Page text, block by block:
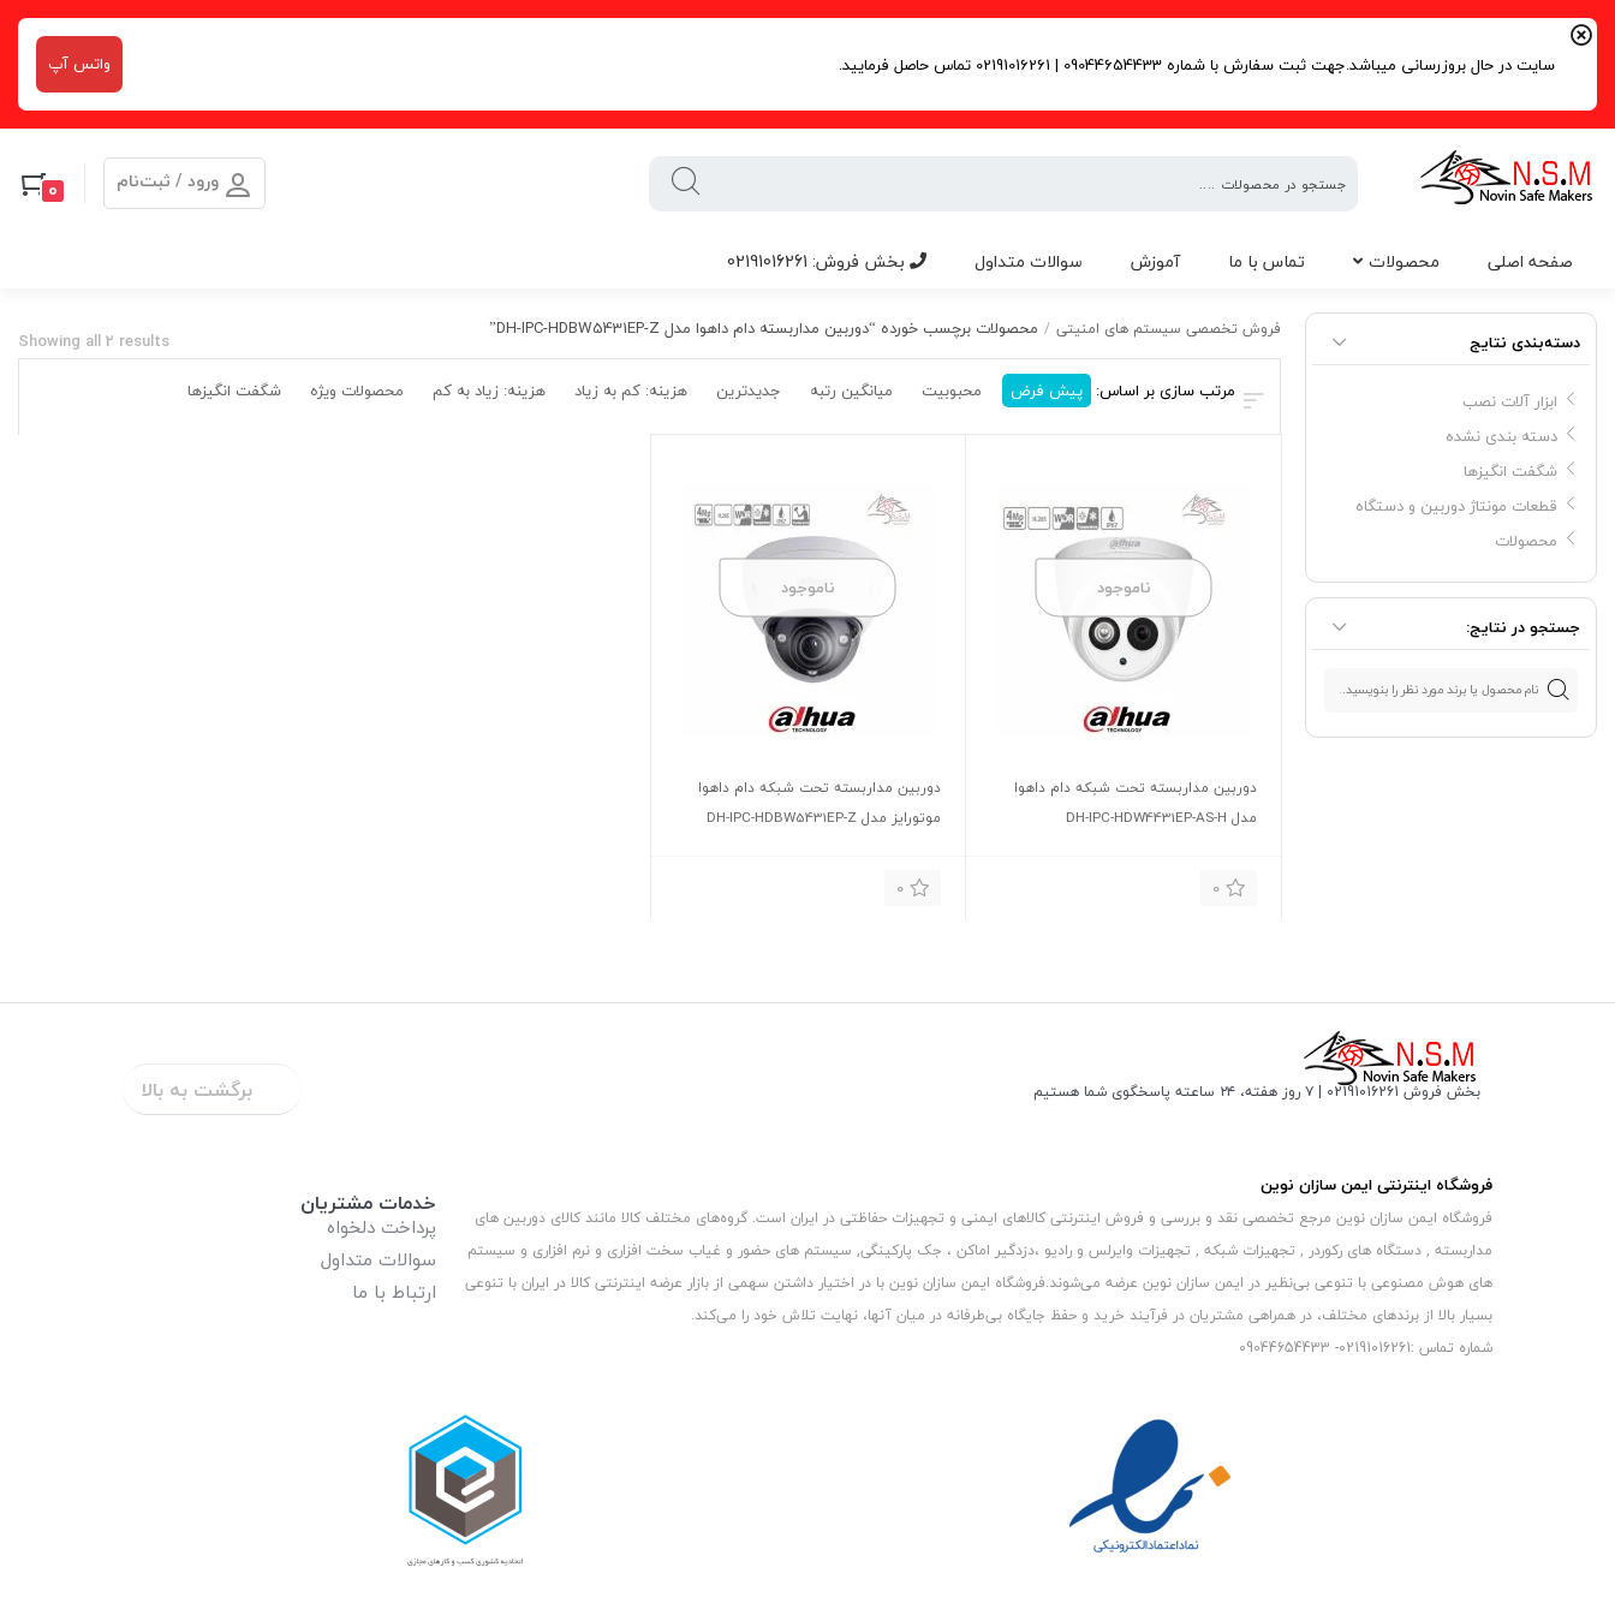
سایت در حال بروزرسانی میباشد.جهت ثبت سفارش با شماره 09044654433 | 02191016261 تماس حاصل فرمایید. واتس آپ
تخصصی
امنیتی
ورود / ثبت‌نام 0
صفحه اصلی محصولات تماس با ما آموزش سوالات متداول بخش فروش: 02191016261
دوربین مداربسته دام داهوا مدل DH-IPC-HDBW5431EP-Z فروش تخصصی سیستم های امنیتی / محصولات برچسب خورده “دوربین مداربسته دام داهوا مدل DH-IPC-HDBW5431EP-Z”
Showing all 2 results
مرتب سازی بر اساس: پیش فرض محبوبیت میانگین رتبه جدیدترین هزینه: کم به زیاد هزینه: زیاد به کم محصولات ویژه شگفت انگیزها
ناموجود
دوربین مداربسته تحت شبکه دام داهوا
مدل DH-IPC-HDW4431EP-AS-H
0
ناموجود
دوربین مداربسته تحت شبکه دام داهوا
موتورایز مدل DH-IPC-HDBW5431EP-Z
0
دسته‌بندی نتایج
ابزار آلات نصب
دسته بندی نشده
شگفت انگیزها
قطعات مونتاژ دوربین و دستگاه
محصولات
جستجو در نتایج:
بخش فروش 02191016261 | ۷ روز هفته، ۲۴ ساعته پاسخگوی شما هستیم برگشت به بالا
فروشگاه اینترنتی ایمن سازان نوین
فروشگاه ایمن سازان نوین مرجع تخصصی نقد و بررسی و فروش اینترنتی کالاهای ایمنی و تجهیزات حفاظتی در ایران است. گروه‏‏‌های مختلف کالا مانند کالای دوربین های
مداربسته , دستگاه های رکوردر , تجهیزات شبکه , تجهیزات وایرلس و رادیو ،دزدگیر اماکن ، جک پارکینگی, سیستم های حضور و غیاب سخت افزاری و نرم افزاری و سیستم
های هوش مصنوعی با تنوعی بی‌نظیر در ایمن سازان نوین عرضه می‏‏‏‌شوند.فروشگاه ایمن سازان نوین با در اختیار داشتن سهمی از بازار عرضه اینترنتی کالا در ایران با تنوعی
بسیار بالا از برندهای مختلف، در همراهی مشتریان در فرآیند خرید و حفظ جایگاه بی‏‏‏‌طرفانه در میان آنها، نهایت تلاش خود را می‌‏‏کند.
شماره تماس :02191016261- 09044654433
خدمات مشتریان
پرداخت دلخواه
سوالات متداول
ارتباط با ما